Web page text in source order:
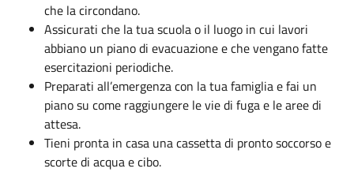
che la circondano.
Assicurati che la tua scuola o il luogo in cui lavori
abbiano un piano di evacuazione e che vengano fatte
esercitazioni periodiche.
Preparati all’emergenza con la tua famiglia e fai un
piano su come raggiungere le vie di fuga e le aree di
attesa.
Tieni pronta in casa una cassetta di pronto soccorso e
scorte di acqua e cibo.